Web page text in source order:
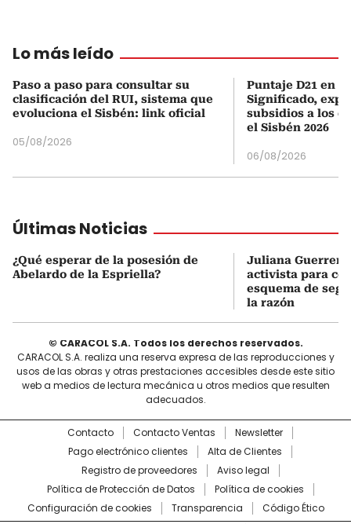
Lo más leído
Paso a paso para consultar su
clasificación del RUI, sistema que
evoluciona el Sisbén: link oficial
05/08/2026
Puntaje D21 en
Significado,
subsidios a los
el Sisbén 2026
06/08/2026
Últimas Noticias
¿Qué esperar de la posesión de
Abelardo de la Espriella?
Juliana Guerrero
activista para
esquema de
la razón
© CARACOL S.A. Todos los derechos reservados.
CARACOL S.A. realiza una reserva expresa de las reproducciones y
usos de las obras y otras prestaciones accesibles desde este sitio
web a medios de lectura mecánica u otros medios que resulten
adecuados.
Contacto Contacto Ventas
Newsletter
Pago electrónico clientes
Alta de Clientes
Registro de proveedores
Aviso legal
Política de Protección de Datos
Política de cookies
Configuración de cookies
Transparencia Código Ético